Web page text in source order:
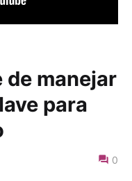
de manejar
para
0